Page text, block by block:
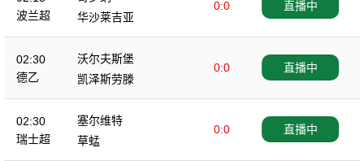
波兰超
0:0
华沙莱吉亚
直播中
02:30
德乙
沃尔夫斯堡
0:0
凯泽斯劳滕
直播中
02:30
瑞士超
塞尔维特
0:0
草蜢
直播中